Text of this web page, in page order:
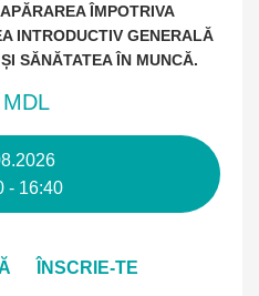
ÎMPOTRIVA
INTRODUCTIV GENERALĂ
SĂNĂTATEA ÎN MUNCĂ.
- 16:40
ÎNSCRIE-TE